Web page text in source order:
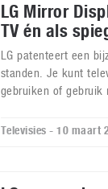
LG Mirror
TV én als
LG patenteert een
standen. Je kunt
gebruiken of gebruik
Televisies - 10 maart